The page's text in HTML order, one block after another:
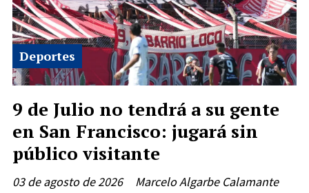
9 de Julio no tendrá a su gente
en San Francisco: jugará sin
público visitante
Marcelo Algarbe Calamante
Deportes
03 de agosto de 2026